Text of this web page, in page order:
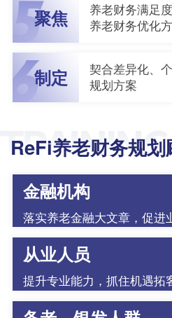
聚焦
养老财务满足
养老财务优化
制定
契合差异化、
规划方案
ReFi养老财务规划
金融机构
落实养老金融大文章，促进
从业人员
提升专业能力，抓住机遇拓